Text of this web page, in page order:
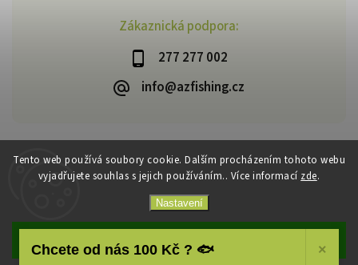
Tento web používá soubory cookie. Dalším procházením tohoto webu
vyjadřujete souhlas s jejich používáním.. Více informací zde.
Nastavení
Souhlasím
Zákaznická podpora:
277 277 002
info@azfishing.cz
Copyright 2026AzFishing.cz. Všechna práva vyhrazena.
VytvořilShoptet| Design
Chcete od nás 100 Kč ? 🐟 ×